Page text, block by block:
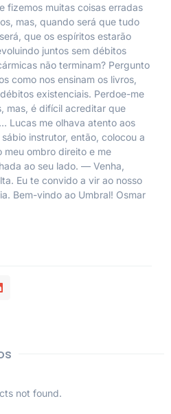
fizemos muitas coisas erradas
mas, quando será que tudo
que os espíritos estarão
juntos sem débitos
não terminam? Pergunto
como nos ensinam os livros,
existenciais. Perdoe-me
mas, é difícil acreditar que
Lucas me olhava atento aos
instrutor, então, colocou a
meu ombro direito e me
ao seu lado. — Venha,
Eu te convido a vir ao nosso
Bem-vindo ao Umbral! Osmar
not found.